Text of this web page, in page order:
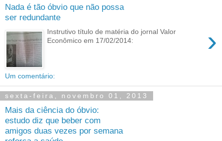
Nada é tão óbvio que não possa
ser redundante
›
Instrutivo título de matéria do jornal Valor
Econômico em 17/02/2014:
Um comentário:
sexta-feira, novembro 01, 2013
Mais da ciência do óbvio:
estudo diz que beber com
amigos duas vezes por semana